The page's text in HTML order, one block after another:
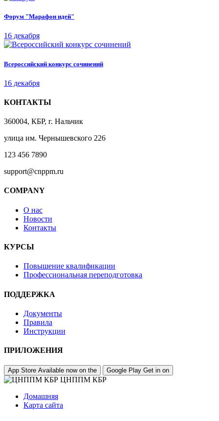
Форум "Марафон идей"
16 декабря
Всероссийский конкурс сочинений
16 декабря
КОНТАКТЫ
360004, КБР, г. Нальчик
улица им. Чернышевского 226
123 456 7890
support@cnppm.ru
COMPANY
О нас
Новости
Контакты
КУРСЫ
Повышение квалификации
Профессиональная переподготовка
ПОДДЕРЖКА
Документы
Правила
Инструкции
ПРИЛОЖЕНИЯ
App Store Available now on the Google Play Get in on
ЦНППМ КБР
Домашняя
Карта сайта